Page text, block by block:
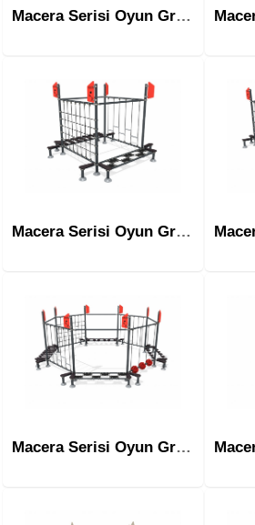
Macera Serisi Oyun Grubu Mac-1007
Macera Serisi Oyun Grubu Mac-1101
Macera Serisi Oyun Grubu Mac-1103